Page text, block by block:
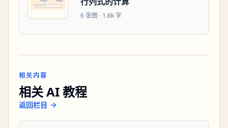
6 张图 · 1.6k 字
相关内容
相关 AI 教程
返回栏目